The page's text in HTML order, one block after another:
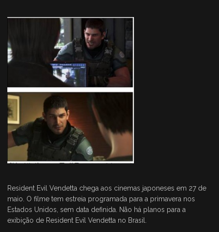
Resident Evil Vendetta chega aos cinemas japoneses em 27 de
maio. O filme tem estreia programada para a primavera nos
Estados Unidos, sem data definida. Não há planos para a
exibição de Resident Evil Vendetta no Brasil.